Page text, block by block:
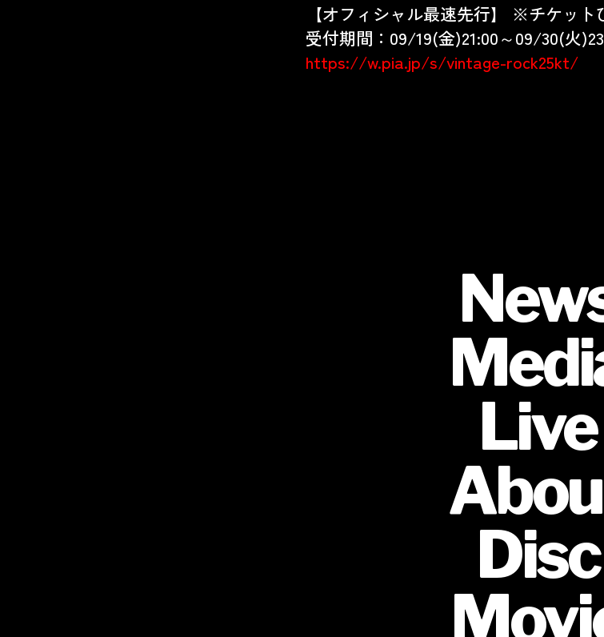
【オフィシャル最速先行】 ※チケット
受付期間：09/19(金)21:00～09/30(火
https://w.pia.jp/s/vintage-rock25kt/
Live
Disc